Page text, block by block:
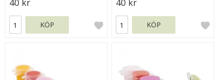
40 kr
KÖP
40 kr
KÖP